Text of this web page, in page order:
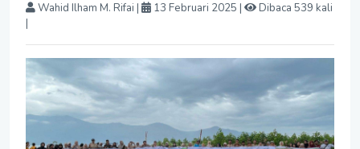
Wahid Ilham M. Rifai | 13 Februari 2025 |
Dibaca 539 kali
|